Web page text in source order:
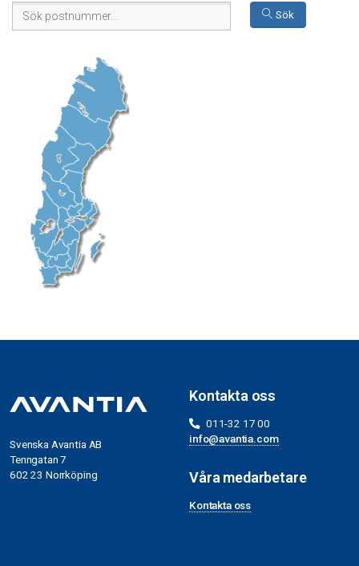
Sök
Svenska Avantia AB
Tenngatan 7
602 23 Norrköping
Kontakta oss
011-32 17 00
info@avantia.com
Våra medarbetare
Kontakta oss